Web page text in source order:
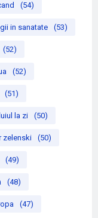
(54)
in sanatate (53)
(52)
(52)
(51)
la zi (50)
zelenski (50)
(49)
(48)
(47)